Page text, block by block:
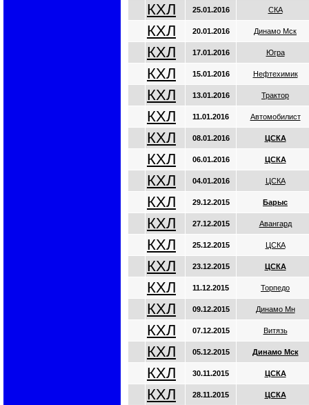
КХЛ 25.01.2016 СКА
КХЛ 20.01.2016 Динамо Мск
КХЛ 17.01.2016 Югра
КХЛ 15.01.2016 Нефтехимик
КХЛ 13.01.2016 Трактор
КХЛ 11.01.2016 Автомобилист
КХЛ 08.01.2016 ЦСКА
КХЛ 06.01.2016 ЦСКА
КХЛ 04.01.2016 ЦСКА
КХЛ 29.12.2015 Барыс
КХЛ 27.12.2015 Авангард
КХЛ 25.12.2015 ЦСКА
КХЛ 23.12.2015 ЦСКА
КХЛ 11.12.2015 Торпедо
КХЛ 09.12.2015 Динамо Мн
КХЛ 07.12.2015 Витязь
КХЛ 05.12.2015 Динамо Мск
КХЛ 30.11.2015 ЦСКА
КХЛ 28.11.2015 ЦСКА